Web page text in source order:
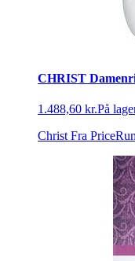
CHRIST
1.488,60 kr.På
Christ Fra